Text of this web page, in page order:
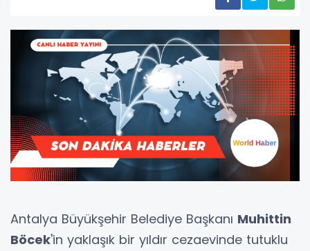
Antalya Büyükşehir Belediye Başkanı Muhittin
Böcek'in yaklaşık bir yıldır cezaevinde tutuklu